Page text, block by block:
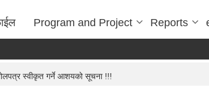
Program and Project Reports
स्वीकृत गर्ने आशयको सूचना !!!